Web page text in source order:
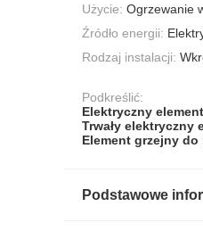
Użycie: Ogrzewanie
Źródło energii:
Rodzaj instalacji:
Podkreślić:
Elektryczny
Trwały elektryczny
Element grzejny
Podstawowe